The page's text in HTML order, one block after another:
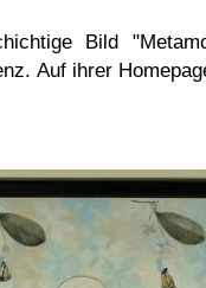
Bild
Auf ihrer